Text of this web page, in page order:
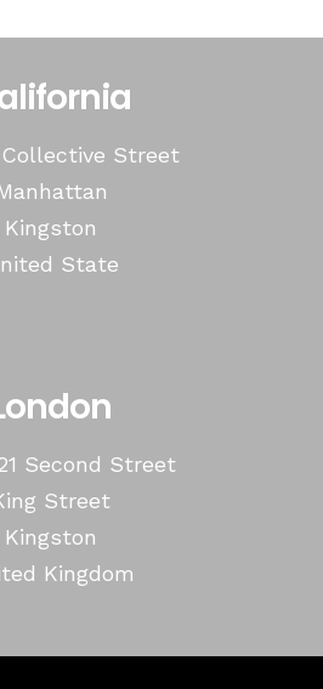
Street
Kingston
State
Second Street
Street
Kingston
Kingdom